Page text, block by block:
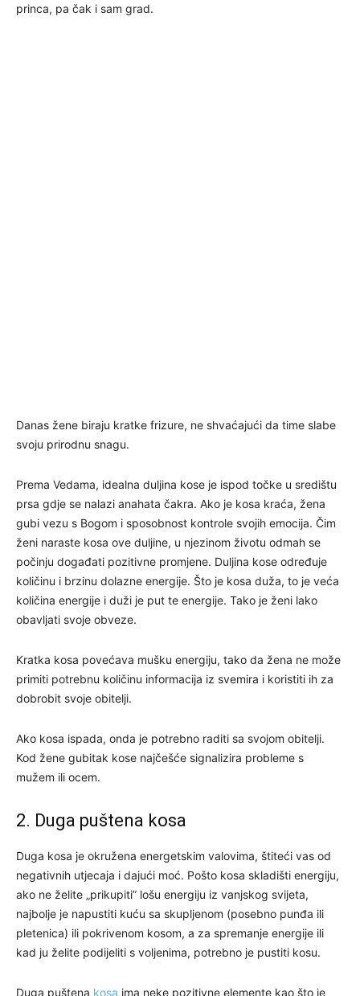
princa, pa čak i sam grad.
Danas žene biraju kratke frizure, ne shvaćajući da time slabe
svoju prirodnu snagu.
Prema Vedama, idealna duljina kose je ispod točke u središtu
prsa gdje se nalazi anahata čakra. Ako je kosa kraća, žena
gubi vezu s Bogom i sposobnost kontrole svojih emocija. Čim
ženi naraste kosa ove duljine, u njezinom životu odmah se
počinju događati pozitivne promjene. Duljina kose određuje
količinu i brzinu dolazne energije. Što je kosa duža, to je veća
količina energije i duži je put te energije. Tako je ženi lako
obavljati svoje obveze.
Kratka kosa povećava mušku energiju, tako da žena ne može
primiti potrebnu količinu informacija iz svemira i koristiti ih za
dobrobit svoje obitelji.
Ako kosa ispada, onda je potrebno raditi sa svojom obitelji.
Kod žene gubitak kose najčešće signalizira probleme s
mužem ili ocem.
2. Duga puštena kosa
Duga kosa je okružena energetskim valovima, štiteći vas od
negativnih utjecaja i dajući moć. Pošto kosa skladišti energiju,
ako ne želite „prikupiti” lošu energiju iz vanjskog svijeta,
najbolje je napustiti kuću sa skupljenom (posebno punđa ili
pletenica) ili pokrivenom kosom, a za spremanje energije ili
kad ju želite podijeliti s voljenima, potrebno je pustiti kosu.
Duga puštena kosa ima neke pozitivne elemente kao što je